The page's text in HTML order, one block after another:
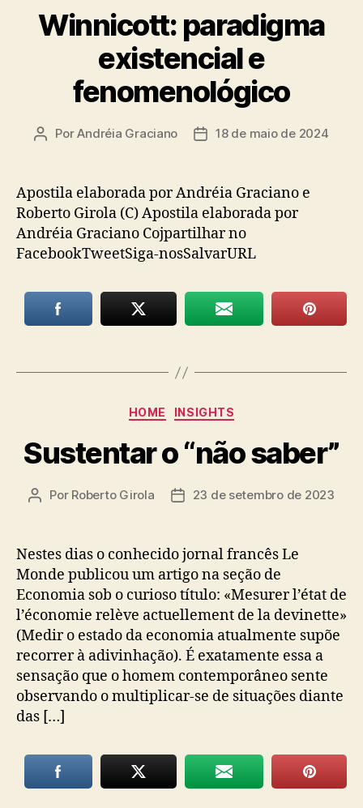
Winnicott: paradigma
existencial e
fenomenológico
Autor
PorAndréia Graciano
Data18 de maio de 2024
Apostila elaborada por Andréia Graciano e
Roberto Girola (C) Apostila elaborada por
Andréia Graciano Cojpartilhar no
FacebookTweetSiga-nosSalvarURL
Categorias
HOME INSIGHTS
Sustentar o “não saber”
Autor
Por Roberto Girola
Data23 de setembro de 2023
Nestes dias o conhecido jornal francês Le
Monde publicou um artigo na seção de
Economia sob o curioso título: «Mesurer l’état de
l’économie relève actuellement de la devinette»
(Medir o estado da economia atualmente supõe
recorrer à adivinhação). É exatamente essa a
sensação que o homem contemporâneo sente
observando o multiplicar-se de situações diante
das […]